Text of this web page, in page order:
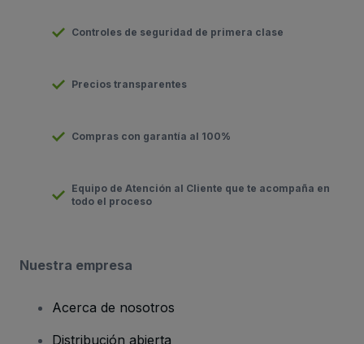
Controles de seguridad de primera clase
Precios transparentes
Compras con garantía al 100%
Equipo de Atención al Cliente que te acompaña en
todo el proceso
Nuestra empresa
Acerca de nosotros
Distribución abierta